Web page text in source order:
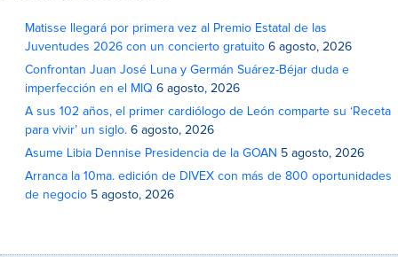
Matisse llegará por primera vez al Premio Estatal de las
Juventudes 2026 con un concierto gratuito 6 agosto, 2026
Confrontan Juan José Luna y Germán Suárez-Béjar duda e
imperfección en el MIQ 6 agosto, 2026
A sus 102 años, el primer cardiólogo de León comparte su ‘Receta
para vivir’ un siglo. 6 agosto, 2026
Asume Libia Dennise Presidencia de la GOAN 5 agosto, 2026
Arranca la 10ma. edición de DIVEX con más de 800 oportunidades
de negocio 5 agosto, 2026